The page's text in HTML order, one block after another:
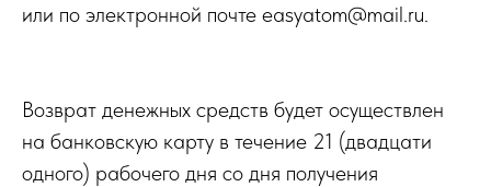
или по электронной почте easyatom@mail.ru.
Возврат денежных средств будет осуществлен
на банковскую карту в течение 21 (двадцати
одного) рабочего дня со дня получения